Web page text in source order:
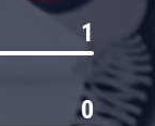
1
0